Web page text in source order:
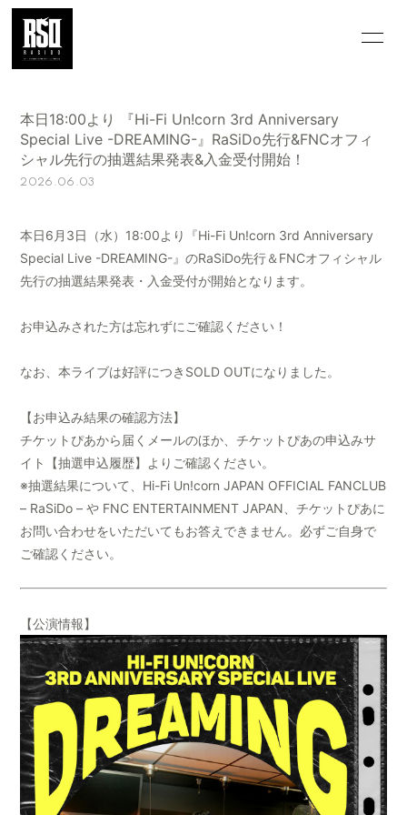
GALLERY MOVIE/VOICE
Q&A WALLPAPER
OFFICIAL
WEBSITE
本日18:00より 『Hi-Fi Un!corn 3rd Anniversary
Special Live -DREAMING-』RaSiDo先行&FNCオフィ
シャル先行の抽選結果発表&入金受付開始！
2026.06.03
本日6月3日（水）18:00より『Hi-Fi Un!corn 3rd Anniversary
Special Live -DREAMING-』のRaSiDo先行＆FNCオフィシャル
先行の抽選結果発表・入金受付が開始となります。
お申込みされた方は忘れずにご確認ください！
なお、本ライブは好評につきSOLD OUTになりました。
【お申込み結果の確認方法】
チケットぴあから届くメールのほか、チケットぴあの申込みサ
イト【抽選申込履歴】よりご確認ください。
※抽選結果について、Hi-Fi Un!corn JAPAN OFFICIAL FANCLUB
– RaSiDo – や FNC ENTERTAINMENT JAPAN、チケットぴあに
お問い合わせをいただいてもお答えできません。必ずご自身で
ご確認ください。
【公演情報】